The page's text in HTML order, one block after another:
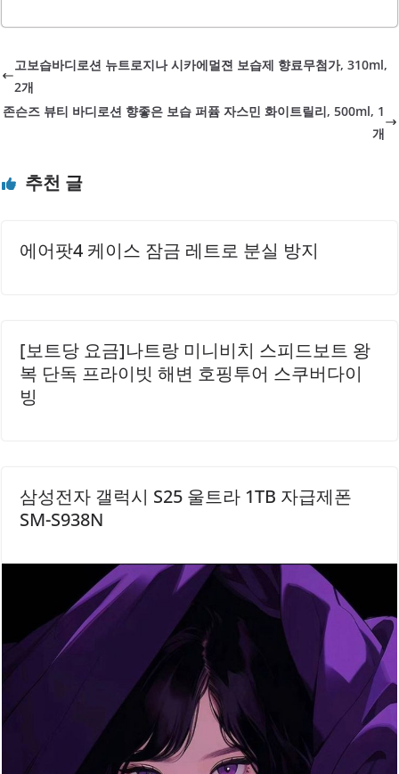
은 우수하여 피지와 노폐물을 효과적으로 제거하면서도 세안
후 피부의 당김이 적어 데일리 사용에 적합합니다.특히 민감
한 피부를 가진 분들도 안심하고 사용할 수 있는 약산성 포뮬
러로 제작되었습니다. 사용 후에는 촉촉한 느낌이 남아 건조
품은 세정 후 특별한 건조함 없이 피부를 편안하게 유지해 줍
고보습바디로션 뉴트로지나 시카에멀젼 보습제 향료무첨가, 310ml,
2개
존슨즈 뷰티 바디로션 향좋은 보습 퍼퓸 자스민 화이트릴리, 500ml, 1
개
추천 글
에어팟4 케이스 잠금 레트로 분실 방지
[보트당 요금]나트랑 미니비치 스피드보트 왕
복 단독 프라이빗 해변 호핑투어 스쿠버다이
빙
삼성전자 갤럭시 S25 울트라 1TB 자급제폰
SM-S938N